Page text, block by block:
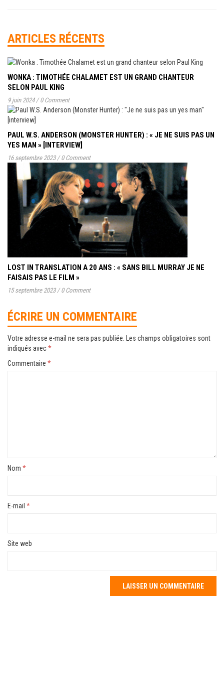
ARTICLES RÉCENTS
WONKA : TIMOTHÉE CHALAMET EST UN GRAND CHANTEUR
SELON PAUL KING
9 juin 2024 / 0 Comment
PAUL W.S. ANDERSON (MONSTER HUNTER) : « JE NE SUIS PAS UN
YES MAN » [INTERVIEW]
16 septembre 2023 / 0 Comment
LOST IN TRANSLATION A 20 ANS : « SANS BILL MURRAY JE NE
FAISAIS PAS LE FILM »
15 septembre 2023 / 0 Comment
ÉCRIRE UN COMMENTAIRE
Votre adresse e-mail ne sera pas publiée.
Les champs obligatoires sont
indiqués avec*
Commentaire *
Nom *
E-mail *
Site web